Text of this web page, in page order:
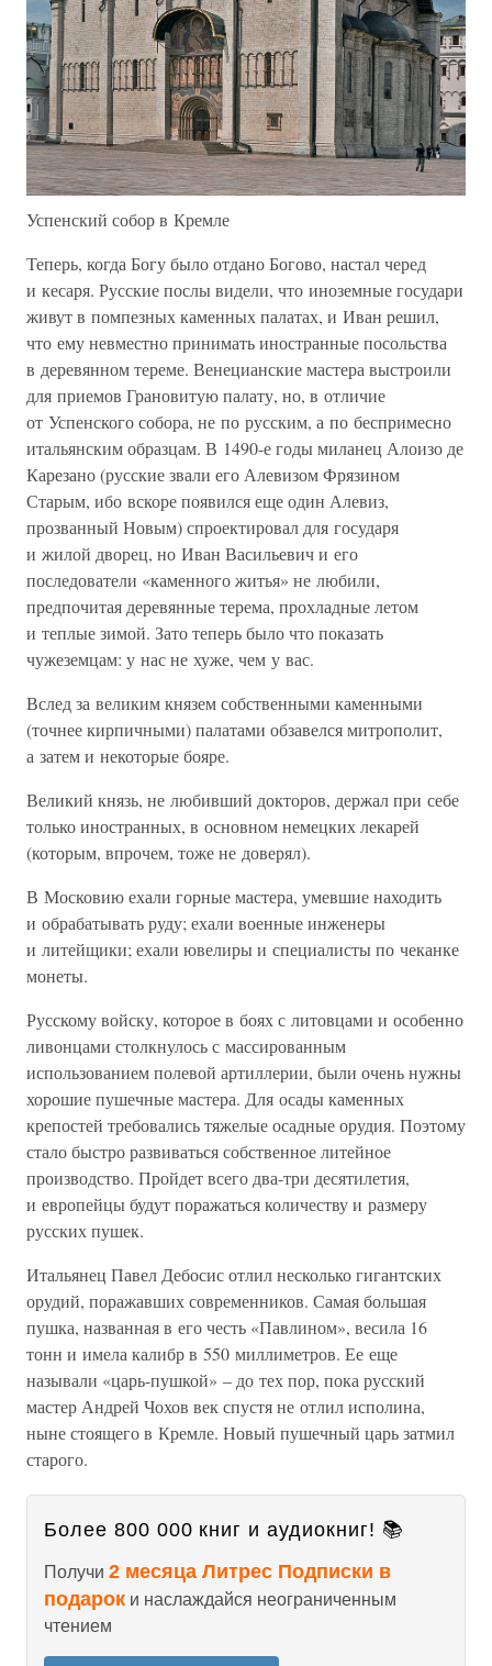
Успенский собор в Кремле
Теперь, когда Богу было отдано Богово, настал черед
и кесаря. Русские послы видели, что иноземные государи
живут в помпезных каменных палатах, и Иван решил,
что ему невместно принимать иностранные посольства
в деревянном тереме. Венецианские мастера выстроили
для приемов Грановитую палату, но, в отличие
от Успенского собора, не по русским, а по беспримесно
итальянским образцам. В 1490-е годы миланец Алоизо де
Карезано (русские звали его Алевизом Фрязином
Старым, ибо вскоре появился еще один Алевиз,
прозванный Новым) спроектировал для государя
и жилой дворец, но Иван Васильевич и его
последователи «каменного житья» не любили,
предпочитая деревянные терема, прохладные летом
и теплые зимой. Зато теперь было что показать
чужеземцам: у нас не хуже, чем у вас.
Вслед за великим князем собственными каменными
(точнее кирпичными) палатами обзавелся митрополит,
а затем и некоторые бояре.
Великий князь, не любивший докторов, держал при себе
только иностранных, в основном немецких лекарей
(которым, впрочем, тоже не доверял).
В Московию ехали горные мастера, умевшие находить
и обрабатывать руду; ехали военные инженеры
и литейщики; ехали ювелиры и специалисты по чеканке
монеты.
Русскому войску, которое в боях с литовцами и особенно
ливонцами столкнулось с массированным
использованием полевой артиллерии, были очень нужны
хорошие пушечные мастера. Для осады каменных
крепостей требовались тяжелые осадные орудия. Поэтому
стало быстро развиваться собственное литейное
производство. Пройдет всего два-три десятилетия,
и европейцы будут поражаться количеству и размеру
русских пушек.
Итальянец Павел Дебосис отлил несколько гигантских
орудий, поражавших современников. Самая большая
пушка, названная в его честь «Павлином», весила 16
тонн и имела калибр в 550 миллиметров. Ее еще
называли «царь-пушкой» – до тех пор, пока русский
мастер Андрей Чохов век спустя не отлил исполина,
ныне стоящего в Кремле. Новый пушечный царь затмил
старого.
Более 800 000 книг и аудиокниг! 📚
Получи 2 месяца Литрес Подписки в
подарок и наслаждайся неограниченным
чтением